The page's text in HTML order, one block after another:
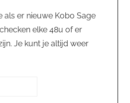
als er nieuwe Kobo Sage
elke 48u of er
Je kunt je altijd weer